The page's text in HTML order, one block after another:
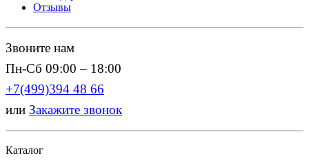
Отзывы
Звоните нам
Пн-Сб 09:00 – 18:00
+7(499)394 48 66
или Закажите звонок
Каталог